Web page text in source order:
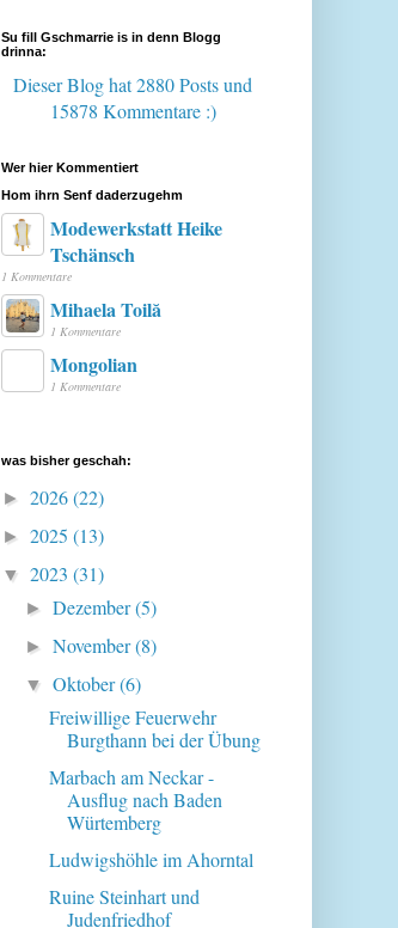
Su fill Gschmarrie is in denn Blogg
drinna:
Dieser Blog hat 2880 Postsund
15878 Kommentare :)
Wer hier Kommentiert
Hom ihrn Senf daderzugehm
Modewerkstatt Heike
Tschänsch
1 Kommentare
Mihaela Toilă
1 Kommentare
Mongolian
1 Kommentare
was bisher geschah:
► 2026(22)
► 2025 (13)
▼ 2023 (31)
►Dezember(5)
►November(8)
▼Oktober(6)
Freiwillige Feuerwehr
Burgthann bei der Übung
Marbach am Neckar -
Ausflug nach Baden
Würtemberg
Ludwigshöhle im Ahorntal
Ruine Steinhart und
Judenfriedhof